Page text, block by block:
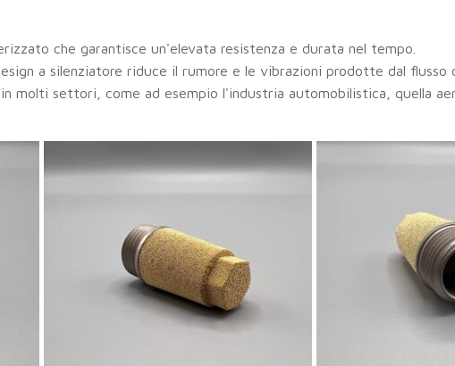
che garantisce un'elevata resistenza e durata nel tempo.
a silenziatore riduce il rumore e le vibrazioni prodotte dal flusso
settori, come ad esempio l'industria automobilistica, quella